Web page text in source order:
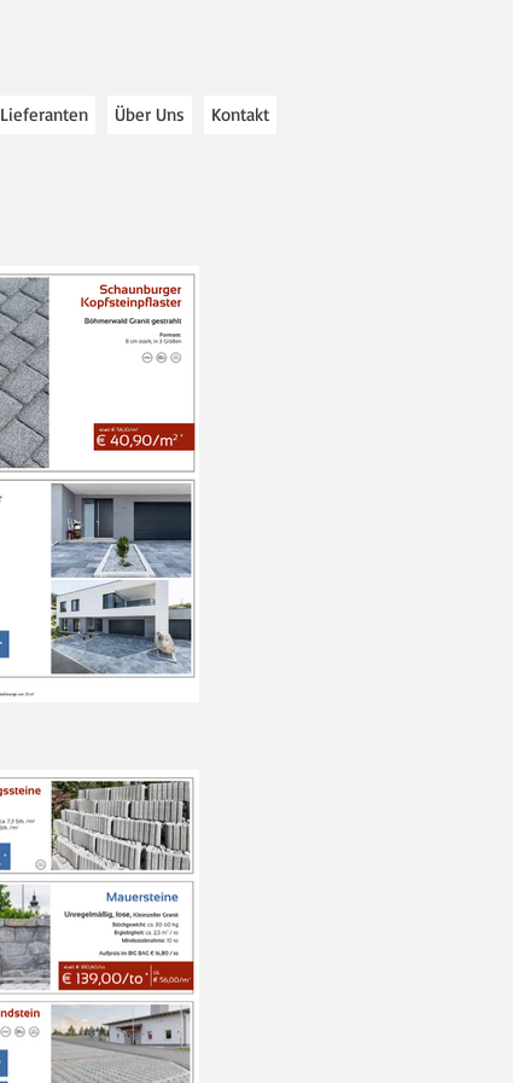
Lieferanten Über Uns Kontakt